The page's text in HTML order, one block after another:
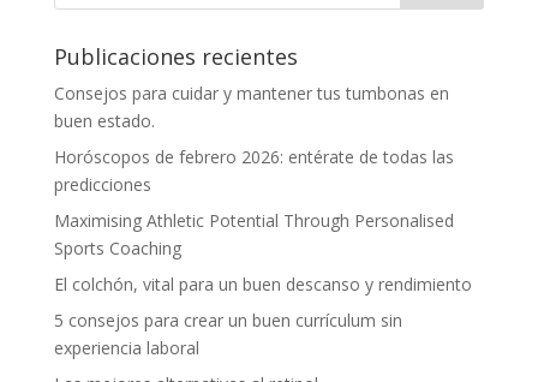
Publicaciones recientes
Consejos para cuidar y mantener tus tumbonas en
buen estado.
Horóscopos de febrero 2026: entérate de todas las
predicciones
Maximising Athletic Potential Through Personalised
Sports Coaching
El colchón, vital para un buen descanso y rendimiento
5 consejos para crear un buen currículum sin
experiencia laboral